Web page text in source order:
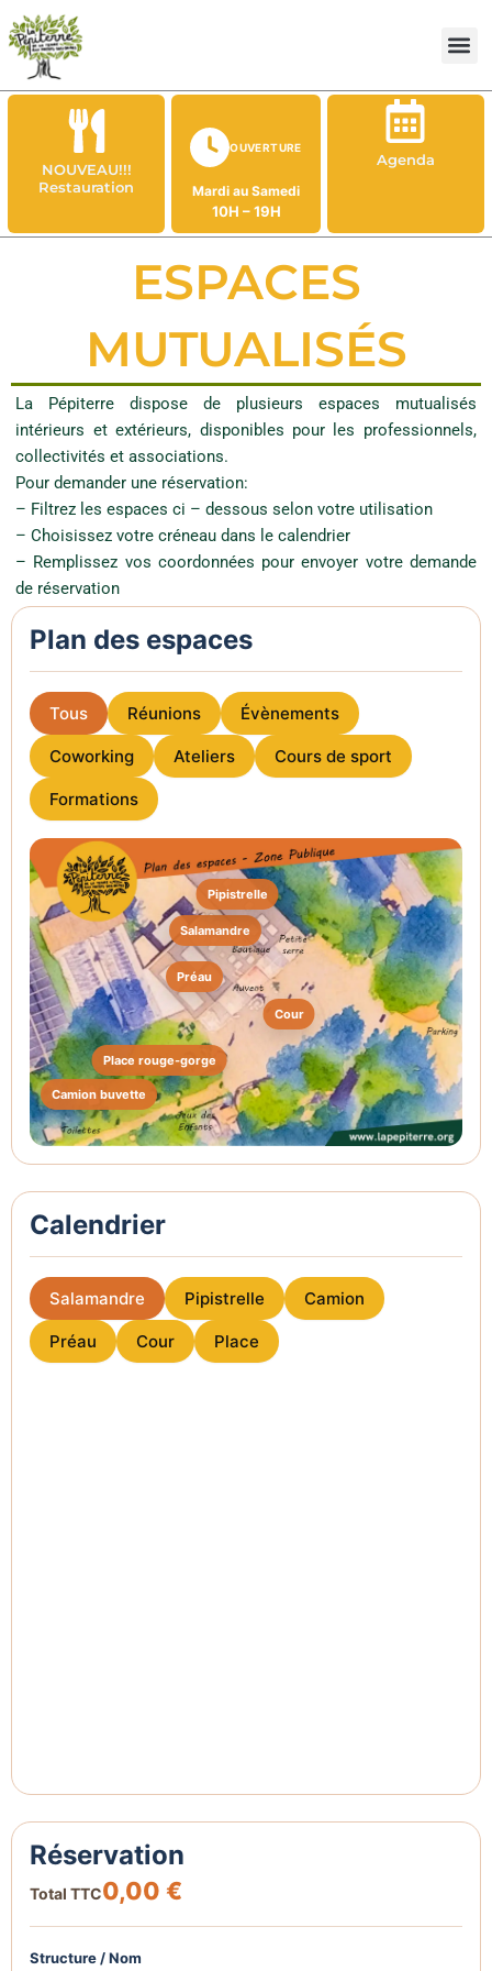
Aller
au
contenu
NOUVEAU!!!
Restauration
OUVERTURE
Mardi au Samedi
10H – 19H
Agenda
ESPACES
MUTUALISÉS
La Pépiterre dispose de plusieurs espaces mutualisés
intérieurs et extérieurs, disponibles pour les professionnels,
collectivités et associations.
Pour demander une réservation:
– Filtrez les espaces ci – dessous selon votre utilisation
– Choisissez votre créneau dans le calendrier
– Remplissez vos coordonnées pour envoyer votre demande
de réservation
Plan des espaces
Tous Réunions Évènements
Coworking Ateliers Cours de sport
Formations
Salamandre
Préau
Cour
Pipistrelle
Place rouge-gorge
Camion buvette
Calendrier
Salamandre Pipistrelle Camion
Préau Cour Place
Réservation
Total TTC0,00 €
Structure / Nom